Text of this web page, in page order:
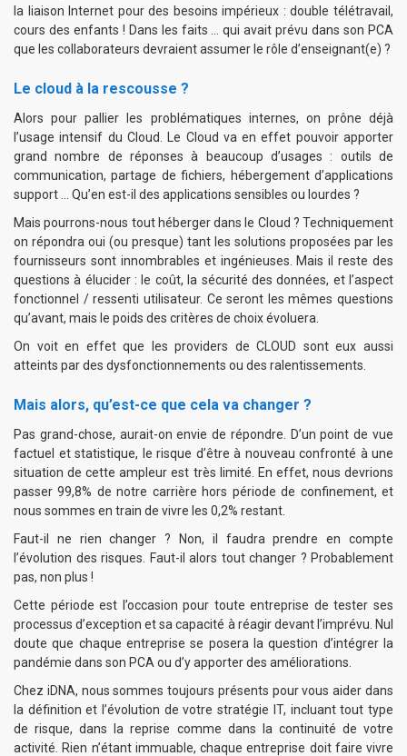
la liaison Internet pour des besoins impérieux : double télétravail,
cours des enfants ! Dans les faits … qui avait prévu dans son PCA
que les collaborateurs devraient assumer le rôle d’enseignant(e) ?
Le cloud à la rescousse ?
Alors pour pallier les problématiques internes, on prône déjà
l’usage intensif du Cloud. Le Cloud va en effet pouvoir apporter
grand nombre de réponses à beaucoup d’usages : outils de
communication, partage de fichiers, hébergement d’applications
support … Qu’en est-il des applications sensibles ou lourdes ?
Mais pourrons-nous tout héberger dans le Cloud ? Techniquement
on répondra oui (ou presque) tant les solutions proposées par les
fournisseurs sont innombrables et ingénieuses. Mais il reste des
questions à élucider : le coût, la sécurité des données, et l’aspect
fonctionnel / ressenti utilisateur. Ce seront les mêmes questions
qu’avant, mais le poids des critères de choix évoluera.
On voit en effet que les providers de CLOUD sont eux aussi
atteints par des dysfonctionnements ou des ralentissements.
Mais alors, qu’est-ce que cela va changer ?
Pas grand-chose, aurait-on envie de répondre. D’un point de vue
factuel et statistique, le risque d’être à nouveau confronté à une
situation de cette ampleur est très limité. En effet, nous devrions
passer 99,8% de notre carrière hors période de confinement, et
nous sommes en train de vivre les 0,2% restant.
Faut-il ne rien changer ? Non, il faudra prendre en compte
l’évolution des risques. Faut-il alors tout changer ? Probablement
pas, non plus !
Cette période est l’occasion pour toute entreprise de tester ses
processus d’exception et sa capacité à réagir devant l’imprévu. Nul
doute que chaque entreprise se posera la question d’intégrer la
pandémie dans son PCA ou d’y apporter des améliorations.
Chez iDNA, nous sommes toujours présents pour vous aider dans
la définition et l’évolution de votre stratégie IT, incluant tout type
de risque, dans la reprise comme dans la continuité de votre
activité. Rien n’étant immuable, chaque entreprise doit faire vivre